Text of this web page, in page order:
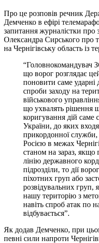
Про це розповів речник
Демченко в ефірі
запитання журналістки
Олександра Сирського про
на Чернігівську область із
“Головнокомандувач
що ворог розглядає
поновити саме ударні
спроби заходу на
військового
що ухвалять рішення
коригування дій
України, до яких
прикордонної служби,
Росією в межах
станом на зараз, якщо
лінію державного
підрозділи, то дії
піхотних груп або
розвідувальних груп,
нашу територію з
навіть спроб атак по
відбувається”.
Як додав Демченко, при
певні сили напроти